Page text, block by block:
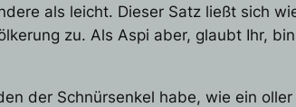
als leicht. Dieser Satz ließt sich
zu. Als Aspi aber, glaubt Ihr,
der Schnürsenkel habe, wie ein